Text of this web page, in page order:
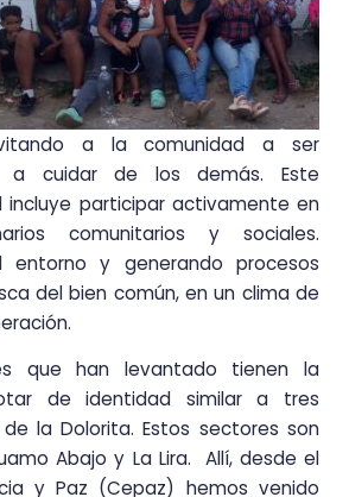
a la comunidad a ser
a cuidar de los demás. Este
incluye participar activamente en
comunitarios y sociales.
entorno y generando procesos
del bien común, en un clima de
que han levantado tienen la
de identidad similar a tres
la Dolorita. Estos sectores son
Abajo y La Lira. Allí, desde el
y Paz (Cepaz) hemos venido